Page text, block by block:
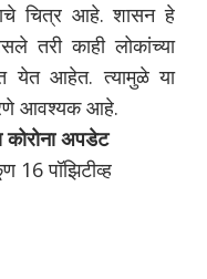
चित्र आहे. शासन हे
तरी काही लोकांच्या
येत आहेत. त्यामुळे या
करणे आवश्यक आहे.
अपडेट
16 पॉझिटीव्ह